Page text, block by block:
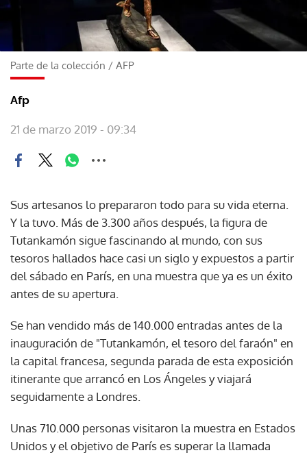
Parte de la colección / AFP
Afp
21 de marzo 2019 - 09:34
Sus artesanos lo prepararon todo para su vida eterna.
Y la tuvo. Más de 3.300 años después, la figura de
Tutankamón sigue fascinando al mundo, con sus
tesoros hallados hace casi un siglo y expuestos a partir
del sábado en París, en una muestra que ya es un éxito
antes de su apertura.
Se han vendido más de 140.000 entradas antes de la
inauguración de "Tutankamón, el tesoro del faraón" en
la capital francesa, segunda parada de esta exposición
itinerante que arrancó en Los Ángeles y viajará
seguidamente a Londres.
Unas 710.000 personas visitaron la muestra en Estados
Unidos y el objetivo de París es superar la llamada